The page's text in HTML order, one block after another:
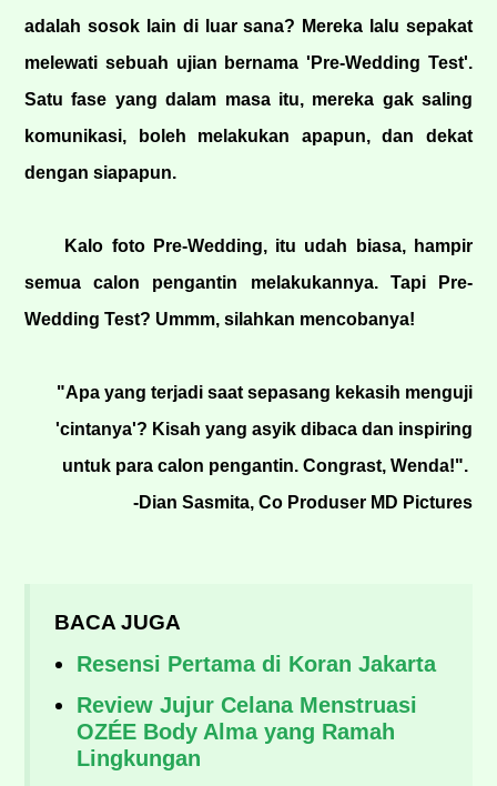
adalah sosok lain di luar sana? Mereka lalu sepakat
melewati sebuah ujian bernama 'Pre-Wedding Test'.
Satu fase yang dalam masa itu, mereka gak saling
komunikasi, boleh melakukan apapun, dan dekat
dengan siapapun.
Kalo foto Pre-Wedding, itu udah biasa, hampir
semua calon pengantin melakukannya. Tapi Pre-
Wedding Test? Ummm, silahkan mencobanya!
"Apa yang terjadi saat sepasang kekasih menguji
'cintanya'? Kisah yang asyik dibaca dan inspiring
untuk para calon pengantin. Congrast, Wenda!".
-Dian Sasmita, Co Produser MD Pictures
BACA JUGA
Resensi Pertama di Koran Jakarta
Review Jujur Celana Menstruasi
OZÉE Body Alma yang Ramah
Lingkungan